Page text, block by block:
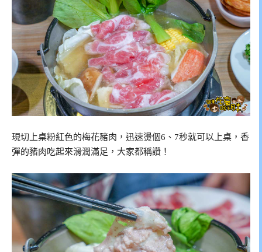
現切上桌粉紅色的梅花豬肉，迅速燙個6、7秒就可以上桌，香
彈的豬肉吃起來滑潤滿足，大家都稱讚！